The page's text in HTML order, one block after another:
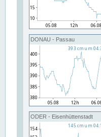
DONAU - Passau
ODER - Eisenhüttenstadt